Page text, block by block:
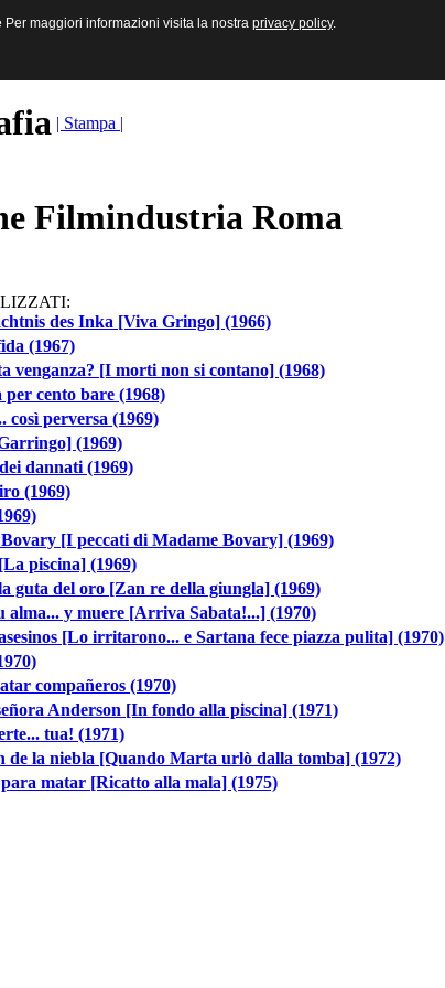
| Stampa |
Filmindustria Roma
des Inka [Viva Gringo] (1966)
(1967)
venganza? [I morti non si contano] (1968)
per cento bare (1968)
così perversa (1969)
(1969)
dannati (1969)
(1969)
[I peccati di Madame Bovary] (1969)
piscina] (1969)
guta del oro [Zan re della giungla] (1969)
alma... y muere [Arriva Sabata!...] (1970)
[Lo irritarono... e Sartana fece piazza pulita] (1970)
compañeros (1970)
Anderson [In fondo alla piscina] (1971)
tua! (1971)
de la niebla [Quando Marta urlò dalla tomba] (1972)
matar [Ricatto alla mala] (1975)
maggiori informazioni visita la nostra privacy policy.
maggiori informazioni visita la nostra privacy policy.